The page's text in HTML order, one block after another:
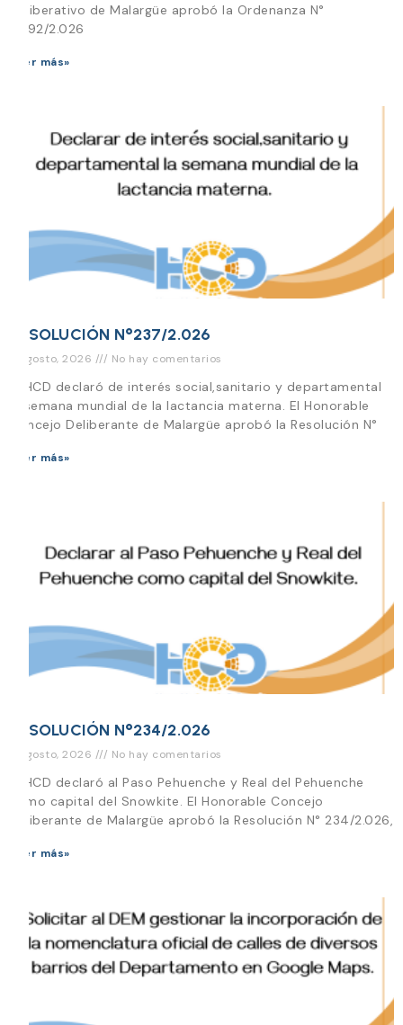
Deliberativo de Malargüe aprobó la Ordenanza N°
2.392/2.026
Leer más»
RESOLUCIÓN N°237/2.026
3 agosto, 2026 No hay comentarios
El HCD declaró de interés social,sanitario y departamental
la semana mundial de la lactancia materna. El Honorable
Concejo Deliberante de Malargüe aprobó la Resolución N°
Leer más»
RESOLUCIÓN N°234/2.026
3 agosto, 2026 No hay comentarios
El HCD declaró al Paso Pehuenche y Real del Pehuenche
como capital del Snowkite. El Honorable Concejo
Deliberante de Malargüe aprobó la Resolución N° 234/2.026,
Leer más»